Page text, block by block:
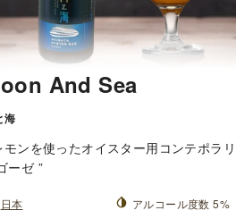
And Sea
海
モンを使ったオイスター用コンテポラリ
ーゼ”
日本
アルコール度数 5%